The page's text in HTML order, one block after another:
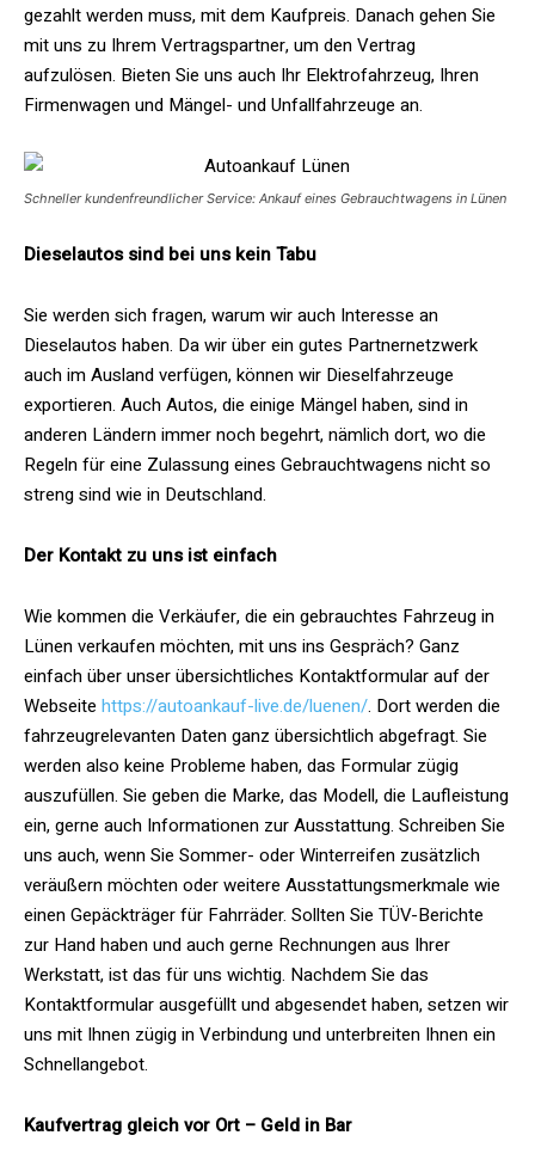
gezahlt werden muss, mit dem Kaufpreis. Danach gehen Sie
mit uns zu Ihrem Vertragspartner, um den Vertrag
aufzulösen. Bieten Sie uns auch Ihr Elektrofahrzeug, Ihren
Firmenwagen und Mängel- und Unfallfahrzeuge an.
Schneller kundenfreundlicher Service: Ankauf eines Gebrauchtwagens in Lünen
Dieselautos sind bei uns kein Tabu
Sie werden sich fragen, warum wir auch Interesse an
Dieselautos haben. Da wir über ein gutes Partnernetzwerk
auch im Ausland verfügen, können wir Dieselfahrzeuge
exportieren. Auch Autos, die einige Mängel haben, sind in
anderen Ländern immer noch begehrt, nämlich dort, wo die
Regeln für eine Zulassung eines Gebrauchtwagens nicht so
streng sind wie in Deutschland.
Der Kontakt zu uns ist einfach
Wie kommen die Verkäufer, die ein gebrauchtes Fahrzeug in
Lünen verkaufen möchten, mit uns ins Gespräch? Ganz
einfach über unser übersichtliches Kontaktformular auf der
Webseite https://autoankauf-live.de/luenen/. Dort werden die
fahrzeugrelevanten Daten ganz übersichtlich abgefragt. Sie
werden also keine Probleme haben, das Formular zügig
auszufüllen. Sie geben die Marke, das Modell, die Laufleistung
ein, gerne auch Informationen zur Ausstattung. Schreiben Sie
uns auch, wenn Sie Sommer- oder Winterreifen zusätzlich
veräußern möchten oder weitere Ausstattungsmerkmale wie
einen Gepäckträger für Fahrräder. Sollten Sie TÜV-Berichte
zur Hand haben und auch gerne Rechnungen aus Ihrer
Werkstatt, ist das für uns wichtig. Nachdem Sie das
Kontaktformular ausgefüllt und abgesendet haben, setzen wir
uns mit Ihnen zügig in Verbindung und unterbreiten Ihnen ein
Schnellangebot.
Kaufvertrag gleich vor Ort – Geld in Bar